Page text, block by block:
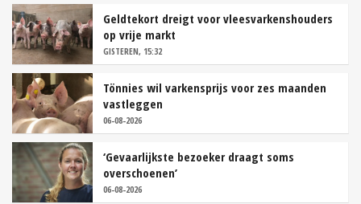
Geldtekort dreigt voor vleesvarkenshouders
op vrije markt
GISTEREN, 15:32
Tönnies wil varkensprijs voor zes maanden
vastleggen
06-08-2026
‘Gevaarlijkste bezoeker draagt soms
overschoenen’
06-08-2026